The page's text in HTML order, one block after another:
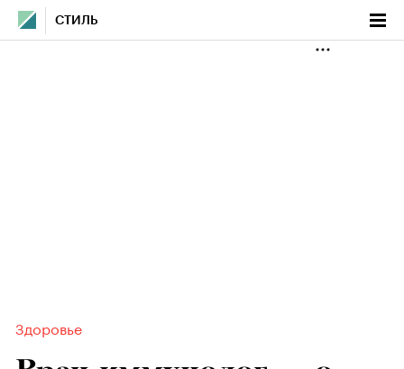
СТИЛЬ
Здоровье